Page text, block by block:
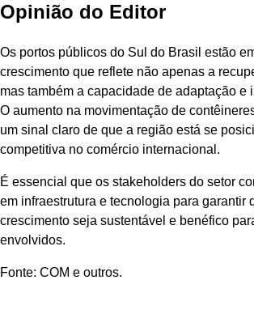
Opinião do Editor
Os portos públicos do Sul do Brasil estão
crescimento que reflete não apenas a
mas também a capacidade de adaptação e
O aumento na movimentação de
um sinal claro de que a região está se
competitiva no comércio internacional.
É essencial que os stakeholders do setor
em infraestrutura e tecnologia para garantir
crescimento seja sustentável e benéfico
envolvidos.
Fonte: COM e outros.